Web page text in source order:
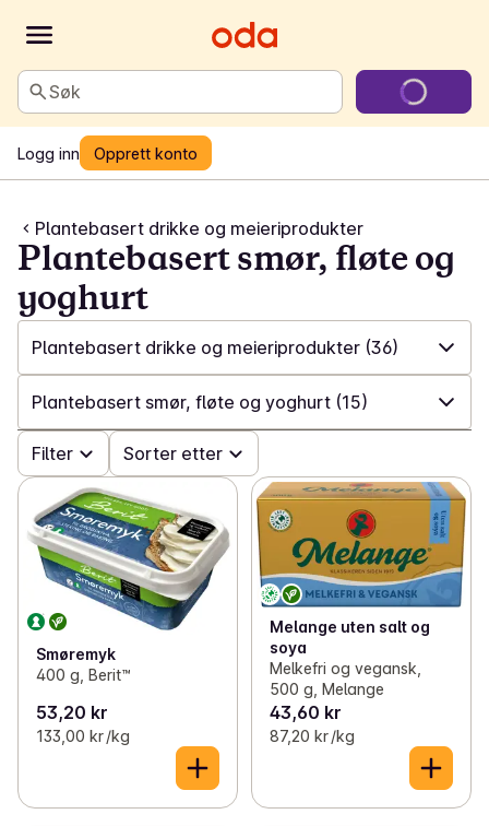
Søk
Logg inn Opprett konto
Plantebasert drikke og meieriprodukter
Plantebasert smør, fløte og
yoghurt
Plantebasert drikke og meieriprodukter (36)
✓ Alle (126)
✓ Plantebasert drikke og meieriprodukter
Plantebasert ost og pålegg (19)
✓ Plantebaserte middager og proteiner (40)
Plantebasert middagstilbehør (5)
Plantebasert sjokolade, is og dessert (30)
Plantebasert smør, fløte og yoghurt (15)
✓ Alle (36)
Plantebasert drikke naturell (16)
✓ Plantebasert drikke med smak (5)
Plantebasert smør, fløte og yoghurt(15)
Filter Sorter etter
Smøremyk
400 g, Berit™
53,20 kr
133,00 kr /kg
Melange uten salt og
soya
Melkefri og vegansk,
500 g, Melange
43,60 kr
87,20 kr /kg